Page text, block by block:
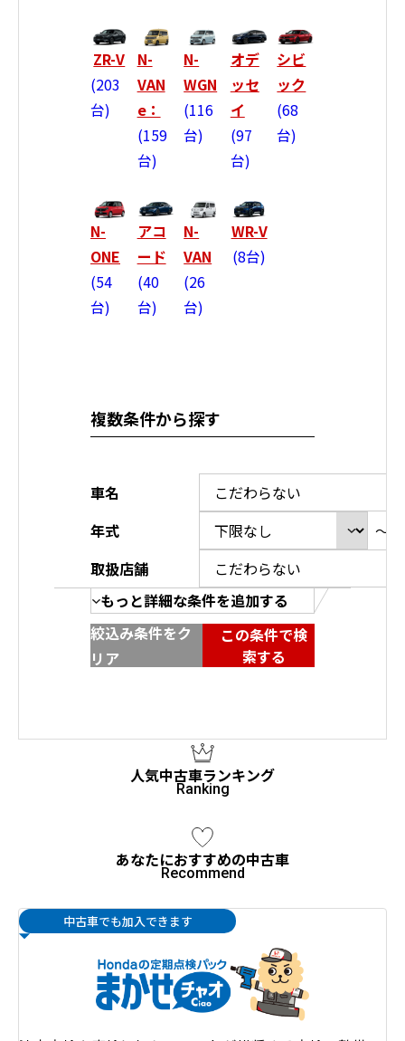
ZR-V
203
台
N-
VAN
e：
159
台
N-
WGN
116
台
オデ
ッセ
イ
97
台
シビ
ック
68
台
N-
ONE
54
台
アコ
ード
40
台
N-
VAN
26
台
WR-V
8台
複数条件から探す
車名
年式
～
取扱店舗
もっと詳細な条件を追加する
絞込み条件をク
リア
この条件で検
索する
人気中古車ランキング
あなたにおすすめの中古車
中古車でも加入できます